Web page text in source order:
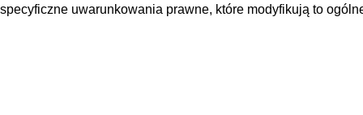
specyficzne uwarunkowania prawne, które modyfikują to